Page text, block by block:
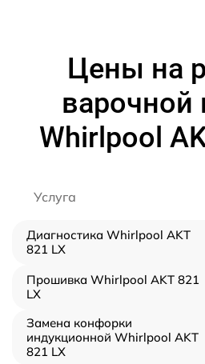
Цены на
варочной
Whirlpool
Услуга
Диагностика Whirlpool AKT
821 LX
Прошивка Whirlpool AKT 821
LX
Замена конфорки
индукционной Whirlpool AKT
821 LX